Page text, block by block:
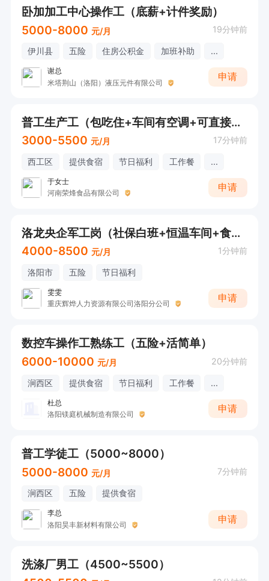
卧加加工中心操作工（底薪+计件奖励）
5000-8000 元/月 19分钟前
伊川县 五险 住房公积金 加班补助 ...
谢总
米塔荆山（洛阳）液压元件有限公司
申请
普工生产工（包吃住+车间有空调+可直接电话详询）
3000-5500 元/月 17分钟前
西工区 提供食宿 节日福利 工作餐 ...
于女士
河南荣烽食品有限公司
申请
洛龙央企军工岗（社保白班+恒温车间+食宿舒适）
4000-8500 元/月 1分钟前
洛阳市 五险 节日福利
雯雯
重庆辉烨人力资源有限公司洛阳分公司
申请
数控车操作工熟练工（五险+活简单）
6000-10000 元/月 20分钟前
涧西区 提供食宿 节日福利 工作餐 ...
杜总
洛阳镁庭机械制造有限公司
申请
普工学徒工（5000~8000）
5000-8000 元/月 7分钟前
涧西区 五险 提供食宿
李总
洛阳昊丰新材料有限公司
申请
洗涤厂男工（4500~5500）